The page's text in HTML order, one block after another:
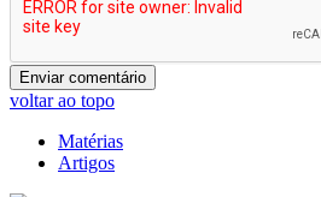
voltar ao topo
Matérias
Artigos